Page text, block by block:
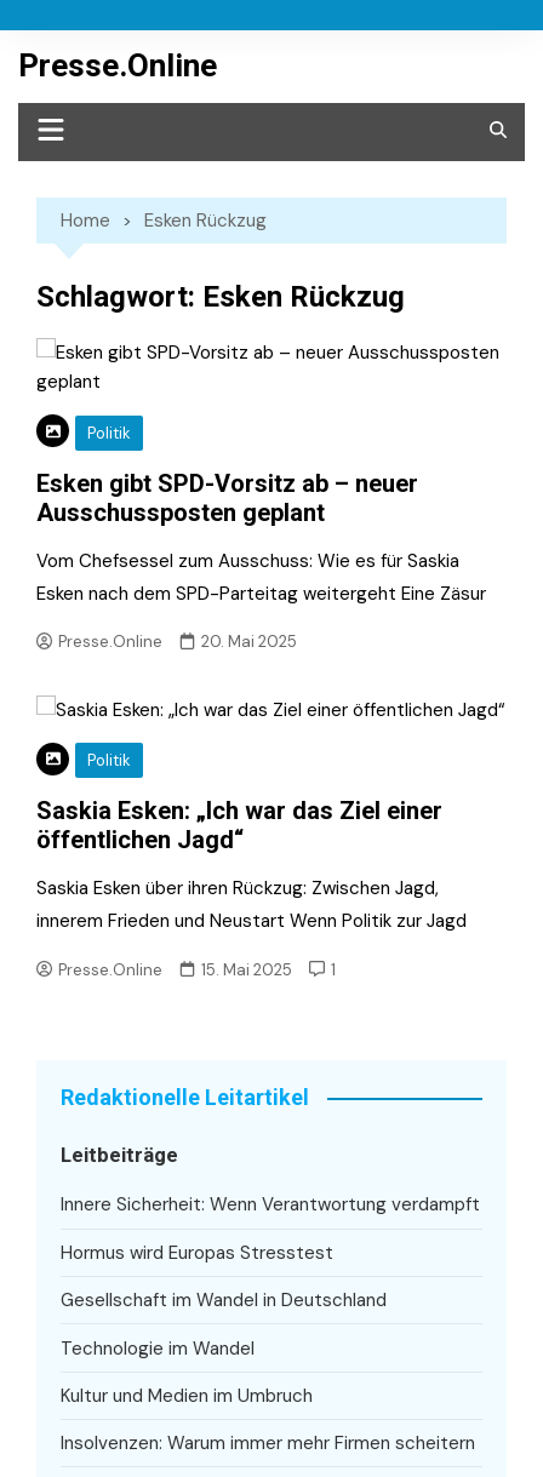
content
Presse.Online
Home Esken Rückzug
Schlagwort: Esken Rückzug
Politik
Esken gibt SPD-Vorsitz ab – neuer
Ausschussposten geplant
Vom Chefsessel zum Ausschuss: Wie es für Saskia
Esken nach dem SPD-Parteitag weitergeht Eine Zäsur
Presse.Online 20. Mai 2025
Politik
Saskia Esken: „Ich war das Ziel einer
öffentlichen Jagd“
Saskia Esken über ihren Rückzug: Zwischen Jagd,
innerem Frieden und Neustart Wenn Politik zur Jagd
Presse.Online 15. Mai 2025 1
Redaktionelle Leitartikel
Leitbeiträge
Innere Sicherheit: Wenn Verantwortung verdampft
Hormus wird Europas Stresstest
Gesellschaft im Wandel in Deutschland
Technologie im Wandel
Kultur und Medien im Umbruch
Insolvenzen: Warum immer mehr Firmen scheitern